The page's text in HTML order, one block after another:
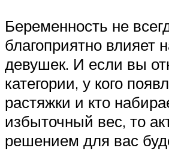
Беременность не
благоприятно влияет
девушек. И если вы
категории, у кого
растяжки и кто
избыточный вес, то
решением для вас